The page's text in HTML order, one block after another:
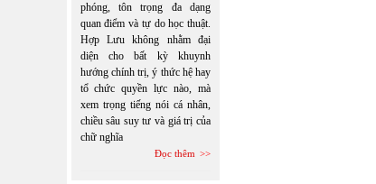
phóng, tôn trọng đa dạng
quan điểm và tự do học thuật.
Hợp Lưu không nhằm đại
diện cho bất kỳ khuynh
hướng chính trị, ý thức hệ hay
tổ chức quyền lực nào, mà
xem trọng tiếng nói cá nhân,
chiều sâu suy tư và giá trị của
chữ nghĩa
Đọc thêm